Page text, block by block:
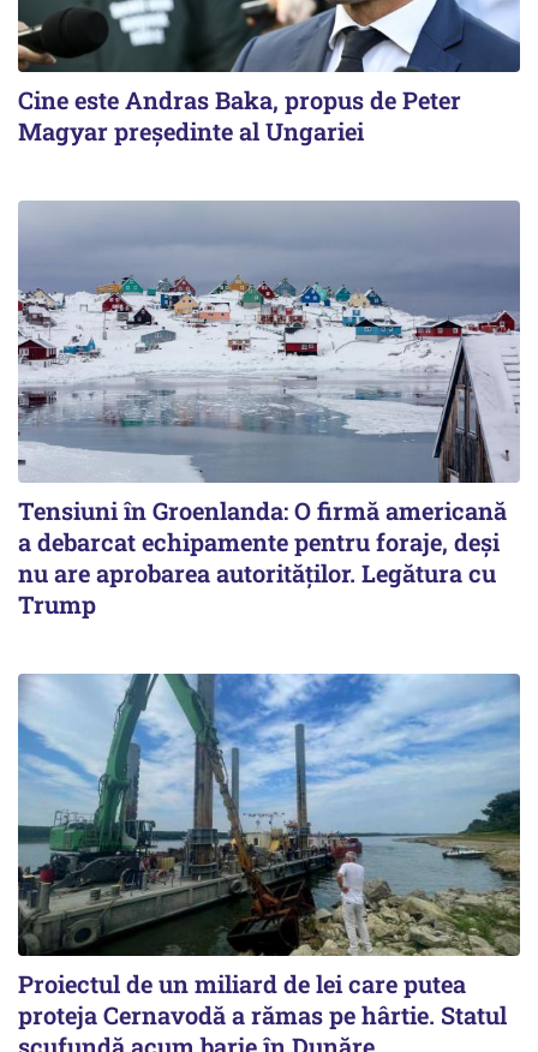
Cine este Andras Baka, propus de Peter
Magyar președinte al Ungariei
Tensiuni în Groenlanda: O firmă americană
a debarcat echipamente pentru foraje, deși
nu are aprobarea autorităților. Legătura cu
Trump
Proiectul de un miliard de lei care putea
proteja Cernavodă a rămas pe hârtie. Statul